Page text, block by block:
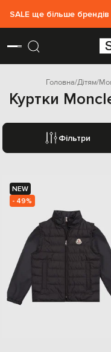
SALE ще більше
Головна Дітям
Куртки
Фільтри
NEW
- 49%